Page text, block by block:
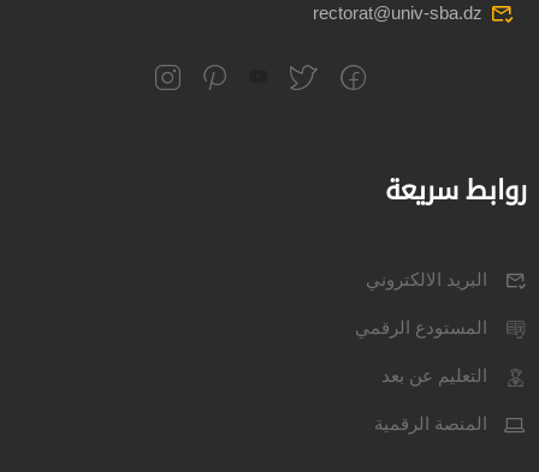
rectorat@univ-sba.dz
روابط سريعة
البريد الالكتروني
المستودع الرقمي
التعليم عن بعد
المنصة الرقمية